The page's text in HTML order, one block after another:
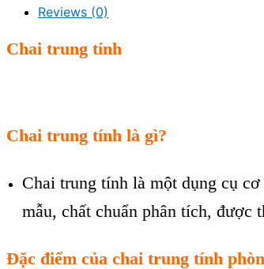
Reviews (0)
Chai trung tính
Chai trung tính là gì?
Chai trung tính là một dụng cụ
mẫu, chất chuẩn phân tích, được
Đặc điểm của chai trung tính